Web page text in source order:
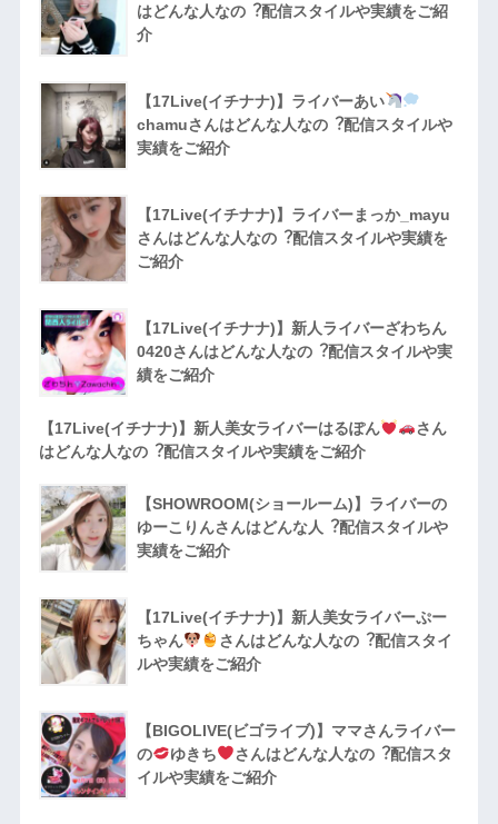
はどんな人なの︖配信スタイルや実績をご紹
介
【17Live(イチナナ)】ライバーあい
chamuさんはどんな人なの︖配信スタイルや
実績をご紹介
【17Live(イチナナ)】ライバーまっか_mayu
さんはどんな人なの︖配信スタイルや実績を
ご紹介
【17Live(イチナナ)】新人ライバーざわちん
0420さんはどんな人なの︖配信スタイルや実
績をご紹介
【17Live(イチナナ)】新人美女ライバーはるぽん
さん
はどんな人なの︖配信スタイルや実績をご紹介
【SHOWROOM(ショールーム)】ライバーの
ゆーこりんさんはどんな人︖配信スタイルや
実績をご紹介
【17Live(イチナナ)】新人美女ライバーぷー
ちゃん
さんはどんな人なの︖配信スタイ
ルや実績をご紹介
【BIGOLIVE(ビゴライブ)】ママさんライバー
の
ゆきち
さんはどんな人なの︖配信スタ
イルや実績をご紹介